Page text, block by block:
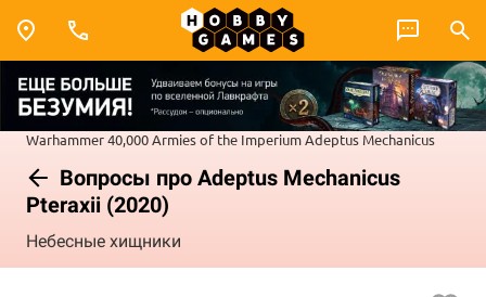
Warhammer 40,000Armies of the ImperiumAdeptus Mechanicus
Вопросы про Adeptus Mechanicus
Pteraxii (2020)
Небесные хищники